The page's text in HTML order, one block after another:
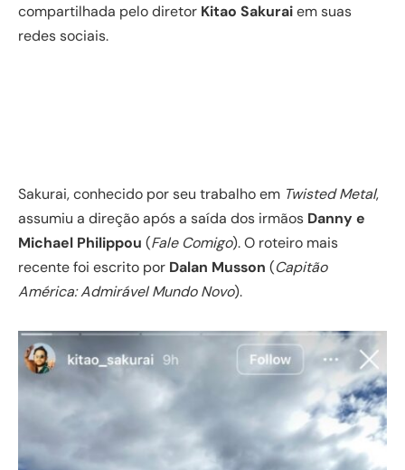
compartilhada pelo diretor Kitao Sakuraiem suas
redes sociais.
Sakurai, conhecido por seu trabalho em Twisted Metal,
assumiu a direção após a saída dos irmãos Danny e
Michael Philippou (Fale Comigo). O roteiro mais
recente foi escrito por Dalan Musson (Capitão
América: Admirável Mundo Novo).